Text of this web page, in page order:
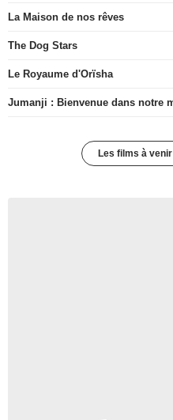
La Maison de nos rêves
The Dog Stars
Le Royaume d'Orïsha
Jumanji : Bienvenue dans notre
Les films à